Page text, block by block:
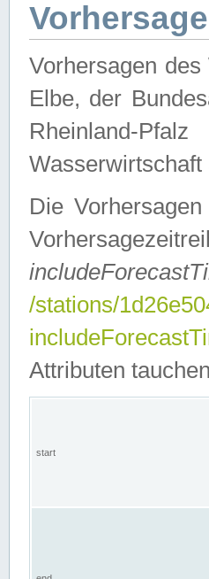
Vorhersagen
Elbe, der
Rheinland-
Die
/stations/
Attributen
start